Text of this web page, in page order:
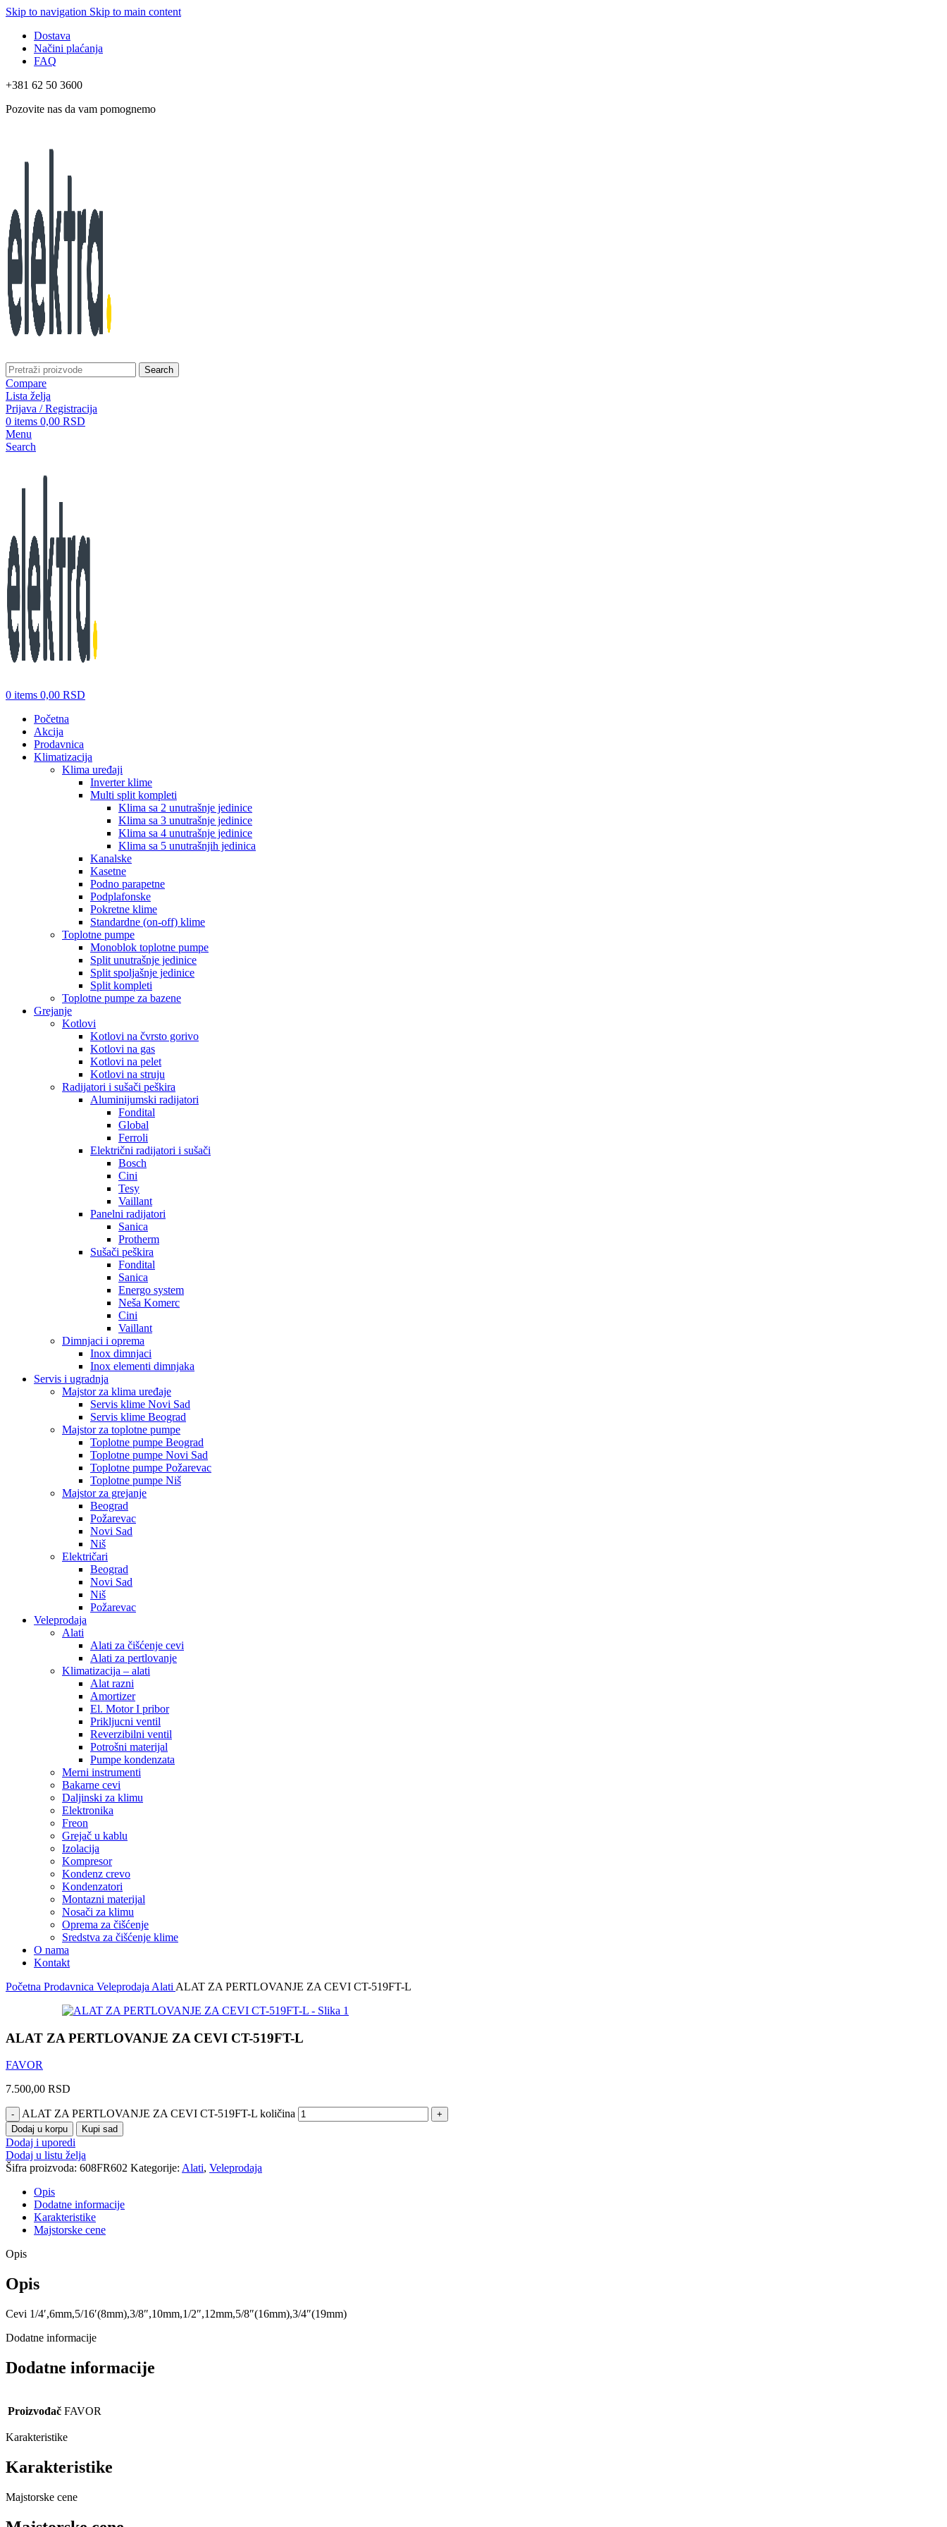
Skip to navigation Skip to main content
Dostava
Načini plaćanja
FAQ
+381 62 50 3600
Pozovite nas da vam pomognemo
Search
Compare
Lista želja
Prijava / Registracija
0 items 0,00 RSD
Menu
Search
0 items 0,00 RSD
Početna
Akcija
Prodavnica
Klimatizacija
Klima uređaji
Inverter klime
Multi split kompleti
Klima sa 2 unutrašnje jedinice
Klima sa 3 unutrašnje jedinice
Klima sa 4 unutrašnje jedinice
Klima sa 5 unutrašnjih jedinica
Kanalske
Kasetne
Podno parapetne
Podplafonske
Pokretne klime
Standardne (on-off) klime
Toplotne pumpe
Monoblok toplotne pumpe
Split unutrašnje jedinice
Split spoljašnje jedinice
Split kompleti
Toplotne pumpe za bazene
Grejanje
Kotlovi
Kotlovi na čvrsto gorivo
Kotlovi na gas
Kotlovi na pelet
Kotlovi na struju
Radijatori i sušači peškira
Aluminijumski radijatori
Fondital
Global
Ferroli
Električni radijatori i sušači
Bosch
Cini
Tesy
Vaillant
Panelni radijatori
Sanica
Protherm
Sušači peškira
Fondital
Sanica
Energo system
Neša Komerc
Cini
Vaillant
Dimnjaci i oprema
Inox dimnjaci
Inox elementi dimnjaka
Servis i ugradnja
Majstor za klima uređaje
Servis klime Novi Sad
Servis klime Beograd
Majstor za toplotne pumpe
Toplotne pumpe Beograd
Toplotne pumpe Novi Sad
Toplotne pumpe Požarevac
Toplotne pumpe Niš
Majstor za grejanje
Beograd
Požarevac
Novi Sad
Niš
Električari
Beograd
Novi Sad
Niš
Požarevac
Veleprodaja
Alati
Alati za čišćenje cevi
Alati za pertlovanje
Klimatizacija – alati
Alat razni
Amortizer
El. Motor I pribor
Prikljucni ventil
Reverzibilni ventil
Potrošni materijal
Pumpe kondenzata
Merni instrumenti
Bakarne cevi
Daljinski za klimu
Elektronika
Freon
Grejač u kablu
Izolacija
Kompresor
Kondenz crevo
Kondenzatori
Montazni materijal
Nosači za klimu
Oprema za čišćenje
Sredstva za čišćenje klime
O nama
Kontakt
Početna Prodavnica Veleprodaja Alati ALAT ZA PERTLOVANJE ZA CEVI CT-519FT-L
ALAT ZA PERTLOVANJE ZA CEVI CT-519FT-L
FAVOR
7.500,00 RSD
ALAT ZA PERTLOVANJE ZA CEVI CT-519FT-L količina
Dodaj u korpu Kupi sad
Dodaj i uporedi
Dodaj u listu želja
Šifra proizvoda: 608FR602 Kategorije: Alati, Veleprodaja
Opis
Dodatne informacije
Karakteristike
Majstorske cene
Opis
Opis
Cevi 1/4′,6mm,5/16′(8mm),3/8″,10mm,1/2″,12mm,5/8″(16mm),3/4″(19mm)
Dodatne informacije
Dodatne informacije
Proizvođač FAVOR
Karakteristike
Karakteristike
Majstorske cene